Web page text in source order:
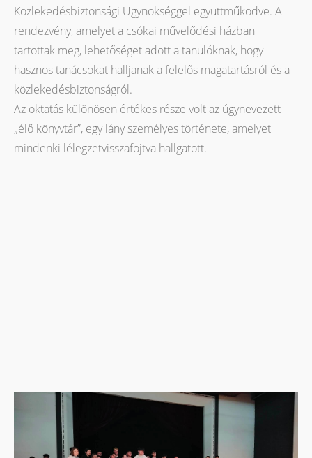
Közlekedésbiztonsági Ügynökséggel együttműködve. A
rendezvény, amelyet a csókai művelődési házban
tartottak meg, lehetőséget adott a tanulóknak, hogy
hasznos tanácsokat halljanak a felelős magatartásról és a
közlekedésbiztonságról.
Az oktatás különösen értékes része volt az úgynevezett
„élő könyvtár”, egy lány személyes története, amelyet
mindenki lélegzetvisszafojtva hallgatott.